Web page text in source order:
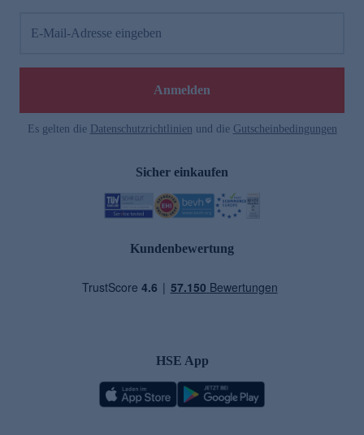
E-Mail-Adresse eingeben
Anmelden
Es gelten die Datenschutzrichtlinien und die Gutscheinbedingungen
Sicher einkaufen
Kundenbewertung
HSE App